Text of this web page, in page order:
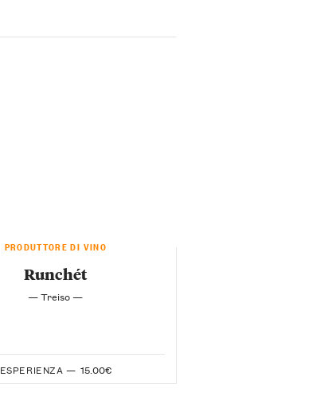
PRODUTTORE DI VINO
Runchét
— Treiso —
ESPERIENZA — 15.00€